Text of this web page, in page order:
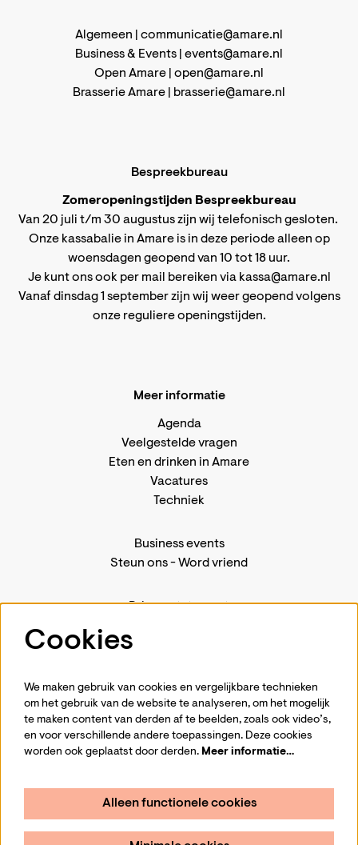
Algemeen | communicatie@amare.nl
Business & Events | events@amare.nl
Open Amare | open@amare.nl
Brasserie Amare | brasserie@amare.nl
Bespreekbureau
Zomeropeningstijden Bespreekbureau
Van 20 juli t/m 30 augustus zijn wij telefonisch gesloten.
Onze kassabalie in Amare is in deze periode alleen op
woensdagen geopend van 10 tot 18 uur.
Je kunt ons ook per mail bereiken via kassa@amare.nl
Vanaf dinsdag 1 september zijn wij weer geopend volgens
onze reguliere openingstijden.
Meer informatie
Agenda
Veelgestelde vragen
Eten en drinken in Amare
Vacatures
Techniek
Business events
Steun ons-Word vriend
Privacystatement
Volg ons
Schrijf je in voor de nieuwsbrief
Cookies
We maken gebruik van cookies en vergelijkbare technieken
om het gebruik van de website te analyseren, om het mogelijk
te maken content van derden af te beelden, zoals ook video’s,
en voor verschillende andere toepassingen. Deze cookies
worden ook geplaatst door derden. Meer informatie…
Alleen functionele cookies